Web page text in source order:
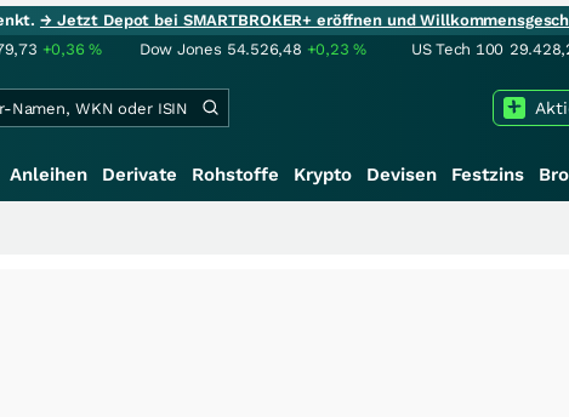
→ Jetzt Depot bei SMARTBROKER+ eröffnen und
+0,36% Dow Jones 54.526,48 +0,23% US Tech 100
Anleihen Derivate Rohstoffe Krypto Devisen Festzins